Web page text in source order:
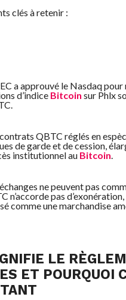
clés à retenir :
a approuvé le Nasdaq
d’indice Bitcoin sur Phlx
QBTC réglés en
de garde et de cession,
institutionnel au Bitcoin.
ne peuvent pas
n’accorde pas
comme une marchandise
LE
ET POURQUOI